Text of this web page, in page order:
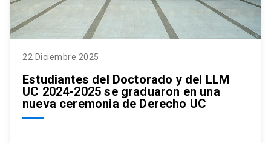
22 Diciembre 2025
Estudiantes del Doctorado y del LLM
UC 2024-2025 se graduaron en una
nueva ceremonia de Derecho UC